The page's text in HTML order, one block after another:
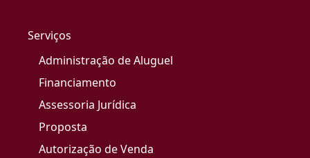
Serviços
Administração de Aluguel
Financiamento
Assessoria Jurídica
Proposta
Autorização de Venda